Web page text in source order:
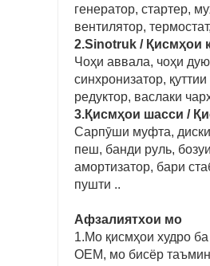
генератор, стартер,
вентилятор,
2.Sinotruk / Қисмҳои
Чоҳи аввала, чоҳи
синхронизатор,
редуктор, васлаки
3.Қисмҳои шасси /
Сарпӯши муфта,
пеш, банди руль,
амортизатор, бари
пушти ..
Афзалиятхои мо
1.Мо қисмҳои худро
OEM, мо бисёр